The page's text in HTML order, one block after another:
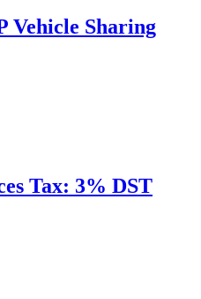
Vehicle Sharing
Tax: 3% DST